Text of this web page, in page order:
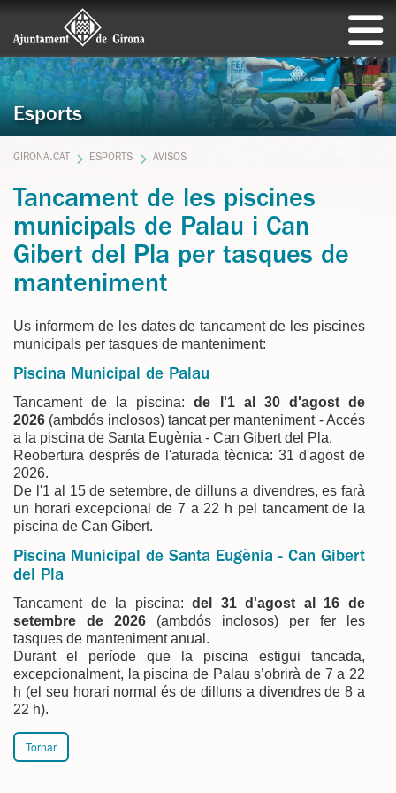
Esports
GIRONA.CAT ESPORTS AVISOS
Tancament de les piscines
municipals de Palau i Can
Gibert del Pla per tasques de
manteniment
Us informem de les dates de tancament de les piscines
municipals per tasques de manteniment:
Piscina Municipal de Palau
Tancament de la piscina:de l'1 al 30 d'agost de
2026 (ambdós inclosos) tancat per manteniment - Accés
a la piscina de Santa Eugènia - Can Gibert del Pla.
Reobertura després de l'aturada tècnica: 31 d'agost de
2026.
De l'1 al 15 de setembre, de dilluns a divendres, es farà
un horari excepcional de 7 a 22 h pel tancament de la
piscina de Can Gibert.
Piscina Municipal de Santa Eugènia - Can Gibert
del Pla
Tancament de la piscina:del 31 d'agost al 16 de
setembre de 2026 (ambdós inclosos) per fer les
tasques de manteniment anual.
Durant el període que la piscina estigui tancada,
excepcionalment, la piscina de Palau s’obrirà de 7 a 22
h (el seu horari normal és de dilluns a divendres de 8 a
22 h).
Tornar